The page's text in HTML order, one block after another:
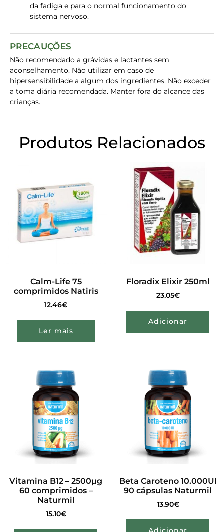
da fadiga e para o normal funcionamento do
sistema nervoso.
PRECAUÇÕES
Não recomendado a grávidas e lactantes sem
aconselhamento. Não utilizar em caso de
hipersensibilidade a algum dos ingredientes. Não exceder
a toma diária recomendada. Manter fora do alcance das
crianças.
Produtos Relacionados
Calm-Life 75
comprimidos Natiris
12.46€
Ler mais
Floradix Elixir 250ml
23.05€
Adicionar
Vitamina B12 – 2500µg
60 comprimidos –
Naturmil
15.10€
Beta Caroteno 10.000UI
90 cápsulas Naturmil
13.90€